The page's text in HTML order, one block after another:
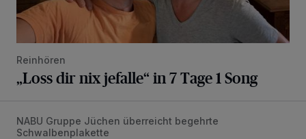
Reinhören
„Loss dir nix jefalle“ in 7 Tage 1 Song
Vorbildlicher Einsatz für den Artenschutz gewürdigt
NABU Gruppe Jüchen überreicht begehrte
Schwalbenplakette